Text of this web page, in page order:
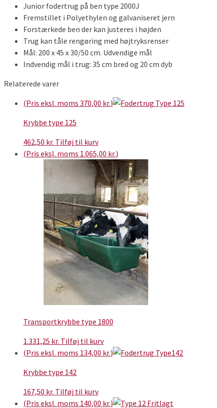
Junior fodertrug på ben type 2000J
Fremstillet i Polyethylen og galvaniseret jern
Forstærkede ben der kan justeres i højden
Trug kan tåle rengøring med højtryksrenser
Mål: 200 x 45 x 30/50 cm. Udvendige mål
Indvendig mål i trug: 35 cm bred og 20 cm dyb
Relaterede varer
(Pris eksl. moms 370,00 kr.)
Krybbe type 125
462,50 kr. Tilføj til kurv
(Pris eksl. moms 1.065,00 kr.)
Transportkrybbe type 1800
1.331,25 kr. Tilføj til kurv
(Pris eksl. moms 134,00 kr.)
Krybbe type 142
167,50 kr. Tilføj til kurv
(Pris eksl. moms 140,00 kr.)